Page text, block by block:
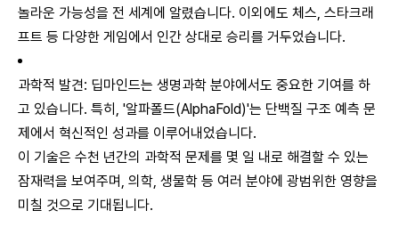
놀라운 가능성을 전 세계에 알렸습니다. 이외에도 체스, 스타크래
프트 등 다양한 게임에서 인간 상대로 승리를 거두었습니다.
과학적 발견: 딥마인드는 생명과학 분야에서도 중요한 기여를 하
고 있습니다. 특히, '알파폴드(AlphaFold)'는 단백질 구조 예측 문
제에서 혁신적인 성과를 이루어내었습니다.
이 기술은 수천 년간의 과학적 문제를 몇 일 내로 해결할 수 있는
잠재력을 보여주며, 의학, 생물학 등 여러 분야에 광범위한 영향을
미칠 것으로 기대됩니다.